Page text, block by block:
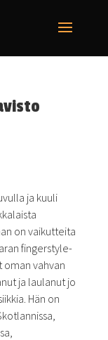
ja kuuli
on vaikutteita
fingerstyle-
oman vahvan
ja laulanut jo
Hän on